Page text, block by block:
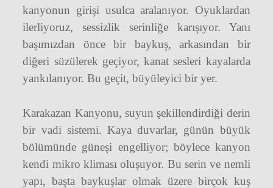
kanyonun girişi usulca aralanıyor. Oyuklardan
ilerliyoruz, sessizlik serinliğe karışıyor. Yanı
başımızdan önce bir baykuş, arkasından bir
diğeri süzülerek geçiyor, kanat sesleri kayalarda
yankılanıyor. Bu geçit, büyüleyici bir yer.
Karakazan Kanyonu, suyun şekillendirdiği derin
bir vadi sistemi. Kaya duvarlar, günün büyük
bölümünde güneşi engelliyor; böylece kanyon
kendi mikro kliması oluşuyor. Bu serin ve nemli
yapı, başta baykuşlar olmak üzere birçok kuş